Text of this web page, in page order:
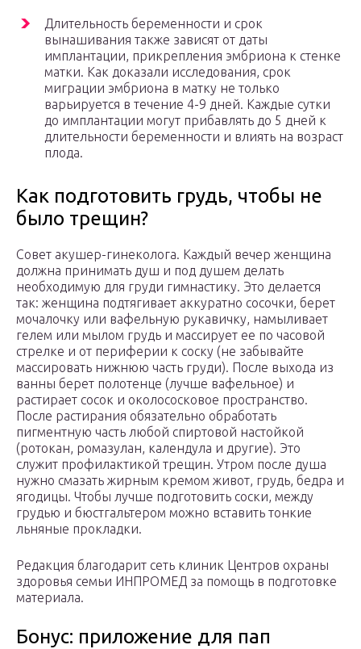
Длительность беременности и срок
вынашивания также зависят от даты
имплантации, прикрепления эмбриона к стенке
матки. Как доказали исследования, срок
миграции эмбриона в матку не только
варьируется в течение 4-9 дней. Каждые сутки
до имплантации могут прибавлять до 5 дней к
длительности беременности и влиять на возраст
плода.
Как подготовить грудь, чтобы не
было трещин?
Совет акушер-гинеколога. Каждый вечер женщина
должна принимать душ и под душем делать
необходимую для груди гимнастику. Это делается
так: женщина подтягивает аккуратно сосочки, берет
мочалочку или вафельную рукавичку, намыливает
гелем или мылом грудь и массирует ее по часовой
стрелке и от периферии к соску (не забывайте
массировать нижнюю часть груди). После выхода из
ванны берет полотенце (лучше вафельное) и
растирает сосок и околососковое пространство.
После растирания обязательно обработать
пигментную часть любой спиртовой настойкой
(ротокан, ромазулан, календула и другие). Это
служит профилактикой трещин. Утром после душа
нужно смазать жирным кремом живот, грудь, бедра и
ягодицы. Чтобы лучше подготовить соски, между
грудью и бюстгальтером можно вставить тонкие
льняные прокладки.
Редакция благодарит сеть клиник Центров охраны
здоровья семьи ИНПРОМЕД за помощь в подготовке
материала.
Бонус: приложение для пап